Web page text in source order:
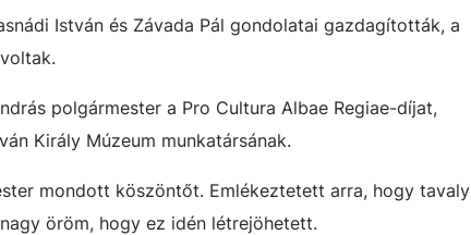
István és Závada Pál gondolatai gazdagították, a
polgármester a Pro Cultura Albae Regiae-díjat,
Király Múzeum munkatársának.
mondott köszöntőt. Emlékeztetett arra, hogy tavaly
öröm, hogy ez idén létrejöhetett.